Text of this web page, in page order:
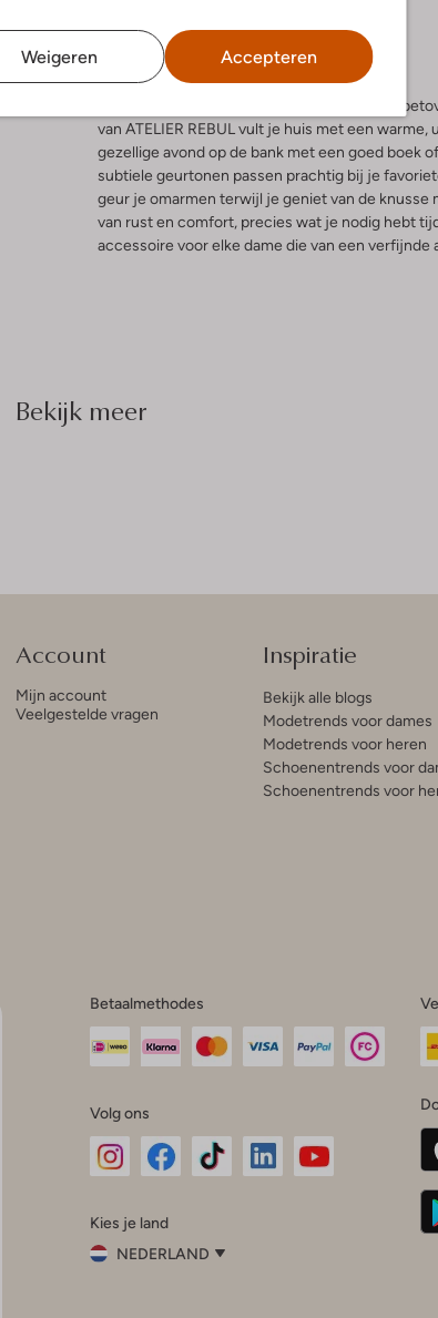
Weigeren Accepteren
Omschrijving
Verwen jezelf deze herfst en winter met de
van ATELIER REBUL vult je huis met een
gezellige avond op de bank met een goed boek
subtiele geurtonen passen prachtig bij je
geur je omarmen terwijl je geniet van de knusse
van rust en comfort, precies wat je nodig hebt
accessoire voor elke dame die van een verfijnde
Bekijk meer
Account
Mijn account
Veelgestelde vragen
Inspiratie
Bekijk alle blogs
Modetrends voor dames
Modetrends voor heren
Schoenentrends voor
Schoenentrends voor
Betaalmethodes
Volg ons
InstagramFacebook
Kies je land
NEDERLAND